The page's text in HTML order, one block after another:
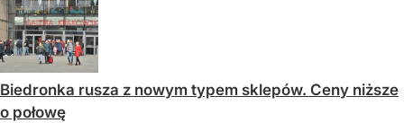
Biedronka rusza z nowym typem sklepów. Ceny niższe
o połowę